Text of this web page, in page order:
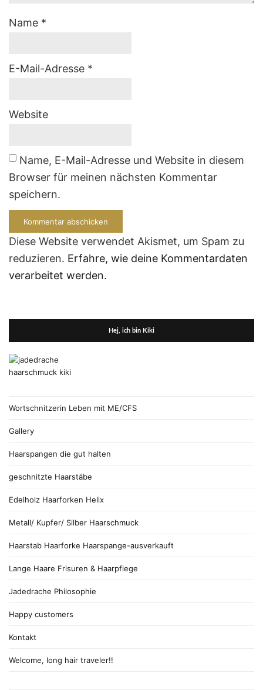
Name *
E-Mail-Adresse *
Website
Name, E-Mail-Adresse und Website in diesem
Browser für meinen nächsten Kommentar
speichern.
Diese Website verwendet Akismet, um Spam zu
reduzieren. Erfahre, wie deine Kommentardaten
verarbeitet werden.
Hej, ich bin Kiki
Wortschnitzerin Leben mit ME/CFS
Gallery
Haarspangen die gut halten
geschnitzte Haarstäbe
Edelholz Haarforken Helix
Metall/ Kupfer/ Silber Haarschmuck
Haarstab Haarforke Haarspange-ausverkauft
Lange Haare Frisuren & Haarpflege
Jadedrache Philosophie
Happy customers
Kontakt
Welcome, long hair traveler!!